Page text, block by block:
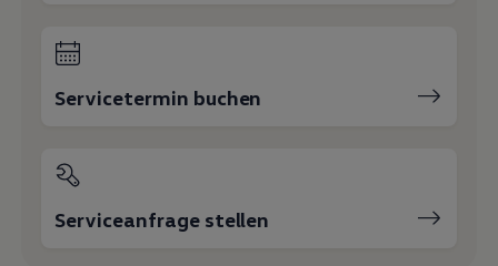
Servicetermin buchen
Serviceanfrage stellen